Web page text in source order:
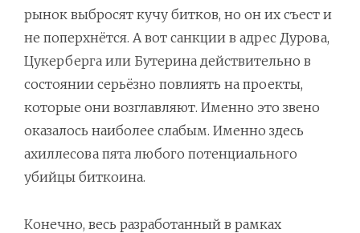
рынок выбросят кучу битков, но он их съест и
не поперхнётся. А вот санкции в адрес Дурова,
Цукерберга или Бутерина действительно в
состоянии серьёзно повлиять на проекты,
которые они возглавляют. Именно это звено
оказалось наиболее слабым. Именно здесь
ахиллесова пята любого потенциального
убийцы биткоина.
Конечно, весь разработанный в рамках